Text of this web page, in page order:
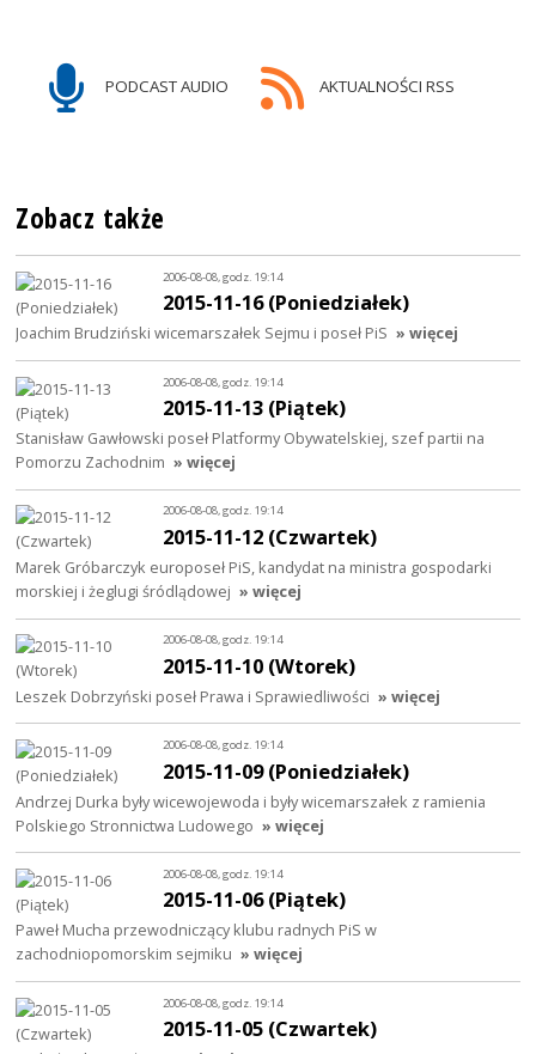
PODCAST AUDIO AKTUALNOŚCI RSS
Zobacz także
2006-08-08, godz. 19:14
2015-11-16 (Poniedziałek)
Joachim Brudziński wicemarszałek Sejmu i poseł PiS » więcej
2006-08-08, godz. 19:14
2015-11-13 (Piątek)
Stanisław Gawłowski poseł Platformy Obywatelskiej, szef partii na
Pomorzu Zachodnim » więcej
2006-08-08, godz. 19:14
2015-11-12 (Czwartek)
Marek Gróbarczyk europoseł PiS, kandydat na ministra gospodarki
morskiej i żeglugi śródlądowej » więcej
2006-08-08, godz. 19:14
2015-11-10 (Wtorek)
Leszek Dobrzyński poseł Prawa i Sprawiedliwości » więcej
2006-08-08, godz. 19:14
2015-11-09 (Poniedziałek)
Andrzej Durka były wicewojewoda i były wicemarszałek z ramienia
Polskiego Stronnictwa Ludowego » więcej
2006-08-08, godz. 19:14
2015-11-06 (Piątek)
Paweł Mucha przewodniczący klubu radnych PiS w
zachodniopomorskim sejmiku » więcej
2006-08-08, godz. 19:14
2015-11-05 (Czwartek)